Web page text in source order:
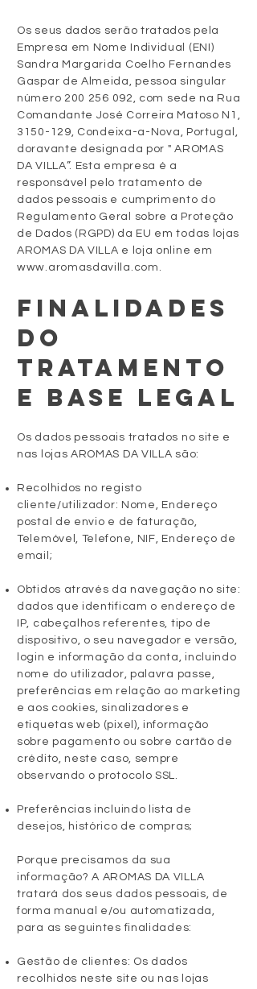
Os seus dados serão tratados pela
Empresa em Nome Individual (ENI)
Sandra Margarida Coelho Fernandes
Gaspar de Almeida, pessoa singular
número 200 256 092, com sede na Rua
Comandante José Correira Matoso N1,
3150-129, Condeixa-a-Nova, Portugal,
doravante designada por " AROMAS
DA VILLA”. Esta empresa é a
responsável pelo tratamento de
dados pessoais e cumprimento do
Regulamento Geral sobre a Proteção
de Dados (RGPD) da EU em todas lojas
AROMAS DA VILLA e loja online em
www.aromasdavilla.com .
FINALIDADES
DO
TRATAMENTO
E BASE LEGAL
Os dados pessoais tratados no site e
nas lojas AROMAS DA VILLA são:
Recolhidos no registo
cliente/utilizador: Nome, Endereço
postal de envio e de faturação,
Telemóvel, Telefone, NIF, Endereço de
email;
Obtidos através da navegação no site:
dados que identificam o endereço de
IP, cabeçalhos referentes, tipo de
dispositivo, o seu navegador e versão,
login e informação da conta, incluindo
nome do utilizador, palavra passe,
preferências em relação ao marketing
e aos cookies, sinalizadores e
etiquetas web (pixel), informação
sobre pagamento ou sobre cartão de
crédito, neste caso, sempre
observando o protocolo SSL.
Preferências incluindo lista de
desejos, histórico de compras;
Porque precisamos da sua
informação? A AROMAS DA VILLA
tratará dos seus dados pessoais, de
forma manual e/ou automatizada,
para as seguintes finalidades:
Gestão de clientes: Os dados
recolhidos neste site ou nas lojas